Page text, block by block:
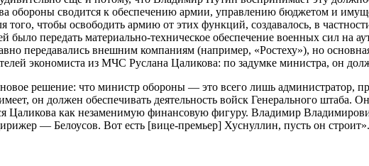
обороны сводится к обеспечению армии, управлению бюджетом и
чтобы освободить армию от этих функций, создавалось, в
было передать материально-техническое обеспечение военных сил
передавались внешним компаниям (например, «Ростеху»), но
экономиста из МЧС Руслана Цаликова: по задумке министра, он
решение: что министр обороны — это всего лишь администратор,
он должен обеспечивать деятельность войск Генерального штаба.
Цаликова как незаменимую финансовую фигуру. Владимир
— Белоусов. Вот есть [вице-премьер] Хуснуллин, пусть он строит».